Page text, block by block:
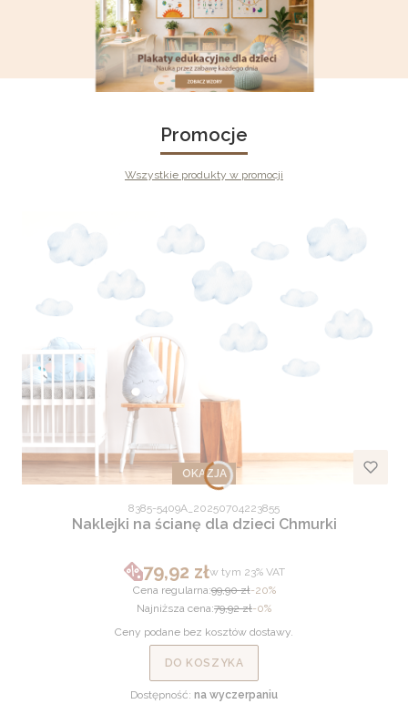
Promocje
Wszystkie produkty w promocji
OKAZJA
Kod produktu
8385-5409A_20250704223855
Naklejki na ścianę dla dzieci Chmurki
Cena promocyjna brutto
79,92 złw tym %s VAT
w tym 23%VAT
Cena regularna:99,90 zł-20%
Najniższa cena:79,92 zł-0%
Ceny podane bez kosztów dostawy.
DO KOSZYKA
Dostępność: na wyczerpaniu